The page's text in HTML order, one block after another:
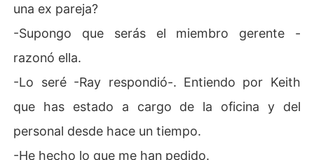
una ex pareja?
-Supongo que serás el miembro gerente -
razonó ella.
-Lo seré -Ray respondió-. Entiendo por Keith
que has estado a cargo de la oficina y del
personal desde hace un tiempo.
-He hecho lo que me han pedido.